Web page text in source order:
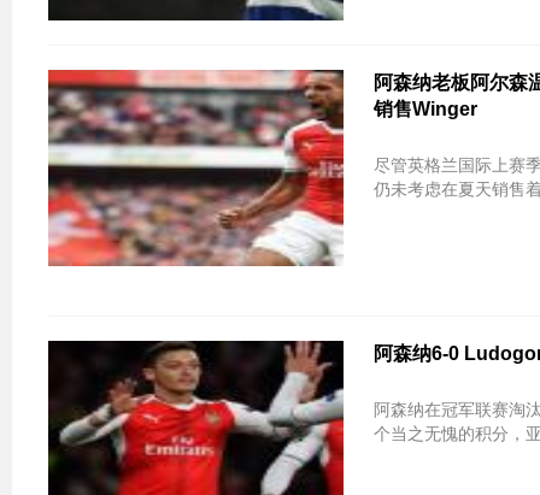
阿森纳老板阿尔森
销售Winger
尽管英格兰国际上赛
仍未考虑在夏天销售
阿森纳6-0
阿森纳在冠军联赛淘
个当之无愧的积分，